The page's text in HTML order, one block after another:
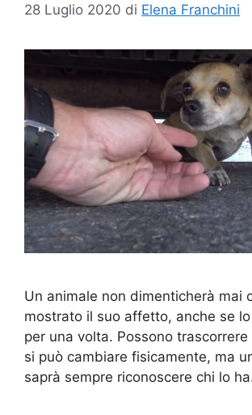
28 Luglio 2020 di Elena Franchini
Un animale non dimenticherà mai
mostrato il suo affetto, anche se
per una volta. Possono
si può cambiare fisicamente, ma
saprà sempre riconoscere chi lo